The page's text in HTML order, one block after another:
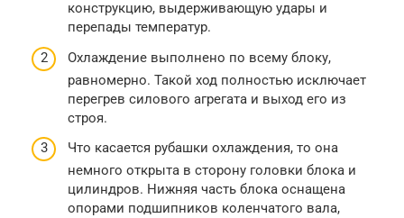
конструкцию, выдерживающую удары и
перепады температур.
Охлаждение выполнено по всему блоку,
равномерно. Такой ход полностью исключает
перегрев силового агрегата и выход его из
строя.
Что касается рубашки охлаждения, то она
немного открыта в сторону головки блока и
цилиндров. Нижняя часть блока оснащена
опорами подшипников коленчатого вала,